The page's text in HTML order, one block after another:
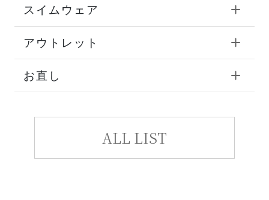
スイムウェア
アウトレット
お直し
ALL LIST